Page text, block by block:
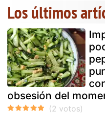
Los últimos
obsesión del